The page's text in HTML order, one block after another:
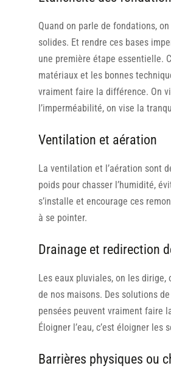
Quand on parle de fondations,
solides. Et rendre ces bases
une première étape essentielle.
matériaux et les bonnes
vraiment faire la différence. On
l’imperméabilité, on vise la
Ventilation et aération
La ventilation et l’aération sont
poids pour chasser l’humidité,
s’installe et encourage ces
à se pointer.
Drainage et redirection
Les eaux pluviales, on les dirige,
de nos maisons. Des solutions
pensées peuvent vraiment faire
Éloigner l’eau, c’est éloigner les
Barrières physiques ou